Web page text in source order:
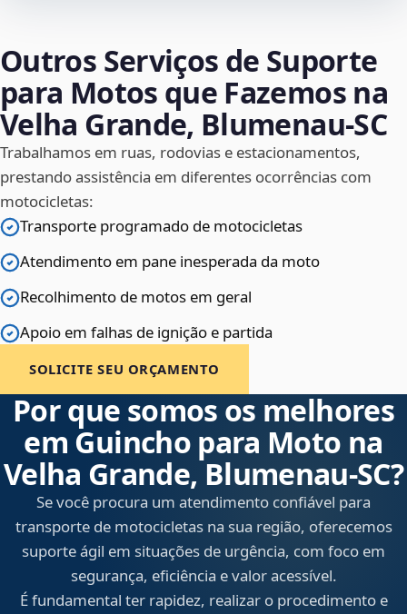
Outros Serviços de Suporte
para Motos que Fazemos na
Velha Grande, Blumenau‑SC
Trabalhamos em ruas, rodovias e estacionamentos,
prestando assistência em diferentes ocorrências com
motocicletas:
Transporte programado de motocicletas
Atendimento em pane inesperada da moto
Recolhimento de motos em geral
Apoio em falhas de ignição e partida
SOLICITE SEU ORÇAMENTO
Por que somos os melhores
em Guincho para Moto na
Velha Grande, Blumenau‑SC?
Se você procura um atendimento confiável para
transporte de motocicletas na sua região, oferecemos
suporte ágil em situações de urgência, com foco em
segurança, eficiência e valor acessível.
É fundamental ter rapidez, realizar o procedimento e